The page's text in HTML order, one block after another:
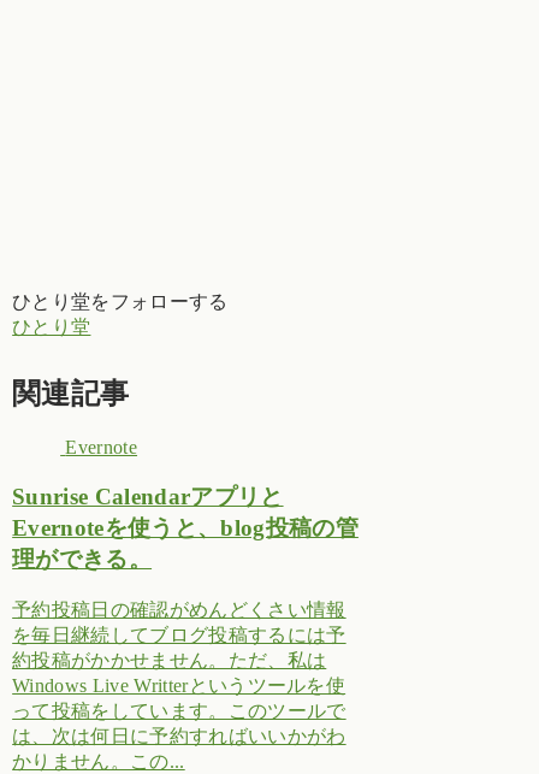
ひとり堂をフォローする
ひとり堂
関連記事
Evernote
Sunrise Calendarアプリと
Evernoteを使うと、blog投稿の管
理ができる。
予約投稿日の確認がめんどくさい情報
を毎日継続してブログ投稿するには予
約投稿がかかせません。ただ、私は
Windows Live Writterというツールを使
って投稿をしています。このツールで
は、次は何日に予約すればいいかがわ
かりません。この...